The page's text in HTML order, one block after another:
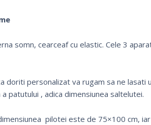
somn, cearceaf cu elastic. Cele 3
personalizat va rugam sa ne lasati
patutului , adica dimensiunea saltelutei.
pilotei este de 75×100 cm,